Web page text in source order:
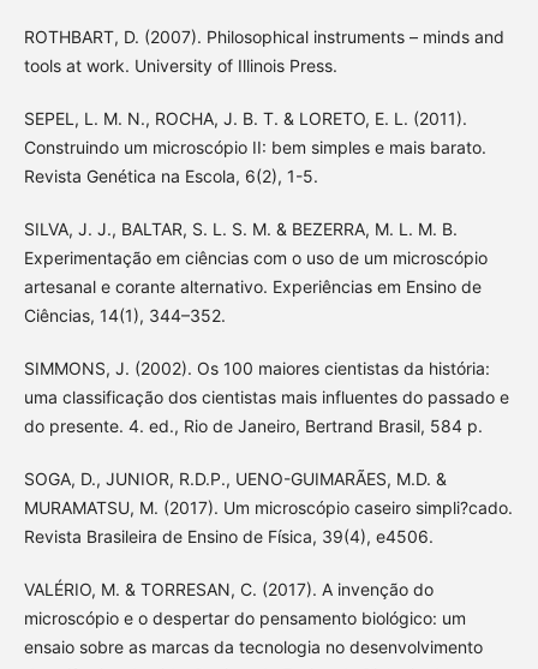
ROTHBART, D. (2007). Philosophical instruments – minds and
tools at work. University of Illinois Press.
SEPEL, L. M. N., ROCHA, J. B. T. & LORETO, E. L. (2011).
Construindo um microscópio II: bem simples e mais barato.
Revista Genética na Escola, 6(2), 1-5.
SILVA, J. J., BALTAR, S. L. S. M. & BEZERRA, M. L. M. B.
Experimentação em ciências com o uso de um microscópio
artesanal e corante alternativo. Experiências em Ensino de
Ciências, 14(1), 344–352.
SIMMONS, J. (2002). Os 100 maiores cientistas da história:
uma classificação dos cientistas mais influentes do passado e
do presente. 4. ed., Rio de Janeiro, Bertrand Brasil, 584 p.
SOGA, D., JUNIOR, R.D.P., UENO-GUIMARÃES, M.D. &
MURAMATSU, M. (2017). Um microscópio caseiro simpli?cado.
Revista Brasileira de Ensino de Física, 39(4), e4506.
VALÉRIO, M. & TORRESAN, C. (2017). A invenção do
microscópio e o despertar do pensamento biológico: um
ensaio sobre as marcas da tecnologia no desenvolvimento